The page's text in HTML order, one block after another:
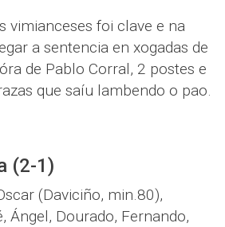
vimianceses foi clave e na
a sentencia en xogadas de
de Pablo Corral, 2 postes e
que saíu lambendo o pao.
(2-1)
(Daviciño, min.80),
Ángel, Dourado, Fernando,